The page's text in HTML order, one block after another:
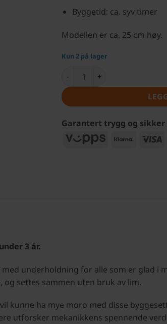
Byggetid: ca. syv timer
Modellen er ca. 25 cm høy.
Kun 2 på lager
Garantert trygg og
Vipps
Klarna
3 år.
underholdning for alle som er glad i
settes sammen uten bruk av lim.
kunne ha mye moro med disse
utforsker mekanikkens spennende